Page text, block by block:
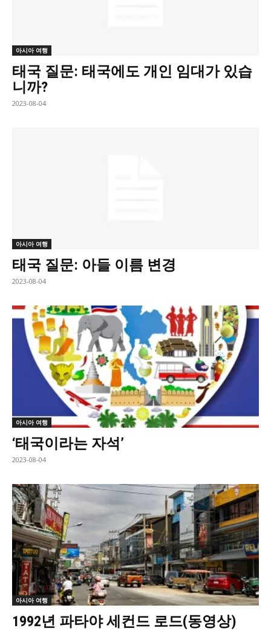
아시아 여행
태국 질문: 태국에도 개인 임대가 있습
니까?
2023-08-04
아시아 여행
태국 질문: 아들 이름 변경
2023-08-04
아시아 여행
‘태국이라는 자석’
2023-08-04
아시아 여행
1992년 파타야 세컨드 로드(동영상)